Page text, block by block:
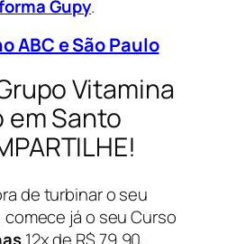
Gupy.
ABC e São Paulo
Vitamina
Santo
de turbinar o seu
já o seu Curso